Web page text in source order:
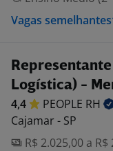
Vagas semelhantes
Logística) -
4,4 PEOPLE RH
Cajamar - SP
R$ 2.025,00 a R$